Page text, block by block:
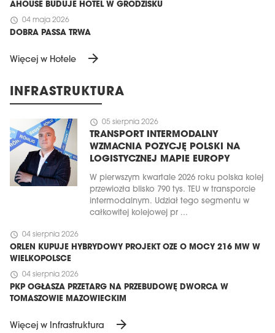
AHOUSE BUDUJE HOTEL W GRODZISKU
schedule 04 maja 2026
DOBRA PASSA TRWA
Więcej w Hotele arrow_forward
INFRASTRUKTURA
schedule 05 sierpnia 2026
TRANSPORT INTERMODALNY
WZMACNIA POZYCJĘ POLSKI NA
LOGISTYCZNEJ MAPIE EUROPY
W pierwszym kwartale 2026 roku polska kolej
przewiozła blisko 790 tys. TEU w transporcie
intermodalnym. Udział tego segmentu w
całkowitej kolejowej pr ...
schedule 04 sierpnia 2026
ORLEN KUPUJE HYBRYDOWY PROJEKT OZE O MOCY 216 MW W
WIELKOPOLSCE
schedule 04 sierpnia 2026
PKP OGŁASZA PRZETARG NA PRZEBUDOWĘ DWORCA W
TOMASZOWIE MAZOWIECKIM
Więcej w Infrastruktura arrow_forward